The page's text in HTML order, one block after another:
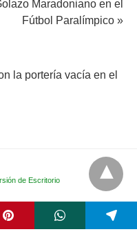
Maradoniano en el
Fútbol Paralímpico »
la portería vacía en el
de Escritorio